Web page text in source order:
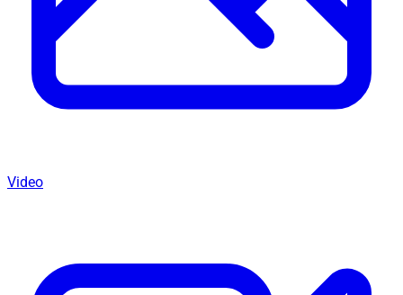
Video